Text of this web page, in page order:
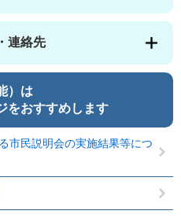
連絡先
）は
をおすすめします
市民説明会の実施結果等につ